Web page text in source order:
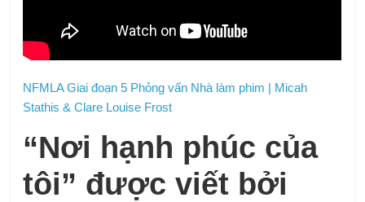
NFMLA Giai đoạn 5 Phỏng vấn Nhà làm phim | Micah
Stathis & Clare Louise Frost
“Nơi hạnh phúc của
tôi” được viết bởi